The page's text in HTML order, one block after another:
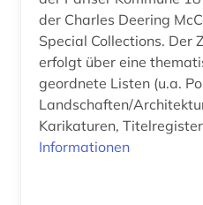
judenvernichtung (1)
karikatur (1)
karte (1)
katalog (3)
der Charles Deering
Special Collections. Der Zugriff auf die Bilder
erfolgt über eine
geordnete Listen (u.a.
Landschaften/
Karikaturen,
Informationen